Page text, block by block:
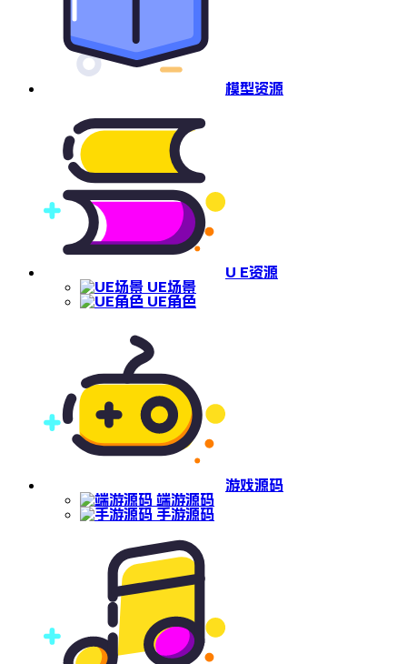
模型资源
U E资源
UE场景
UE角色
游戏源码
端游源码
手游源码